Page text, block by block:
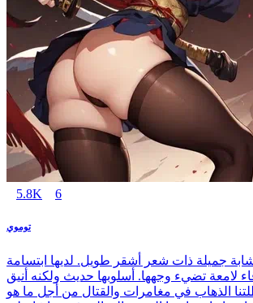
5.8K 6
توموي
جميلة ذات شعر أشقر طويل. لديها ابتسامة
لامعة تضيء وجهها. أسلوبها حديث ولكنه أنيق
الذهاب في مغامرات والقتال من أجل ما هو